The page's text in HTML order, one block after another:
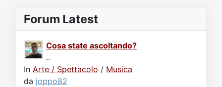
Forum Latest
Cosa state ascoltando?
..
In Arte / Spettacolo / Musica
da joppo82